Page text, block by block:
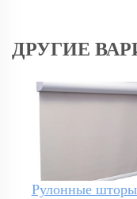
ДРУГИЕ
Рулонные